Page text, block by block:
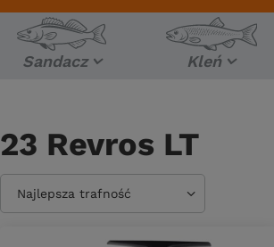
Sandacz Kleń
23 Revros LT
Zmień sortowanie
Najlepsza trafność